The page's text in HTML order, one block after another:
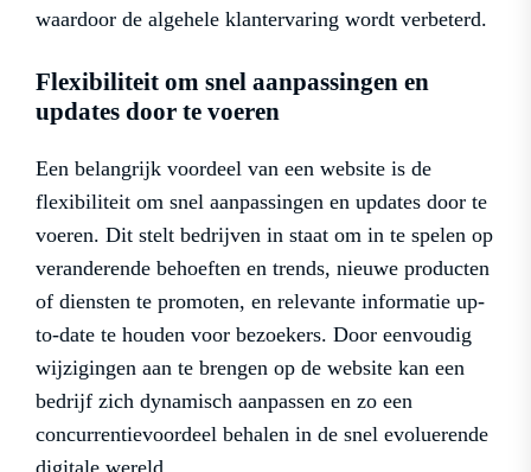
waardoor de algehele klantervaring wordt verbeterd.
Flexibiliteit om snel aanpassingen en
updates door te voeren
Een belangrijk voordeel van een website is de
flexibiliteit om snel aanpassingen en updates door te
voeren. Dit stelt bedrijven in staat om in te spelen op
veranderende behoeften en trends, nieuwe producten
of diensten te promoten, en relevante informatie up-
to-date te houden voor bezoekers. Door eenvoudig
wijzigingen aan te brengen op de website kan een
bedrijf zich dynamisch aanpassen en zo een
concurrentievoordeel behalen in de snel evoluerende